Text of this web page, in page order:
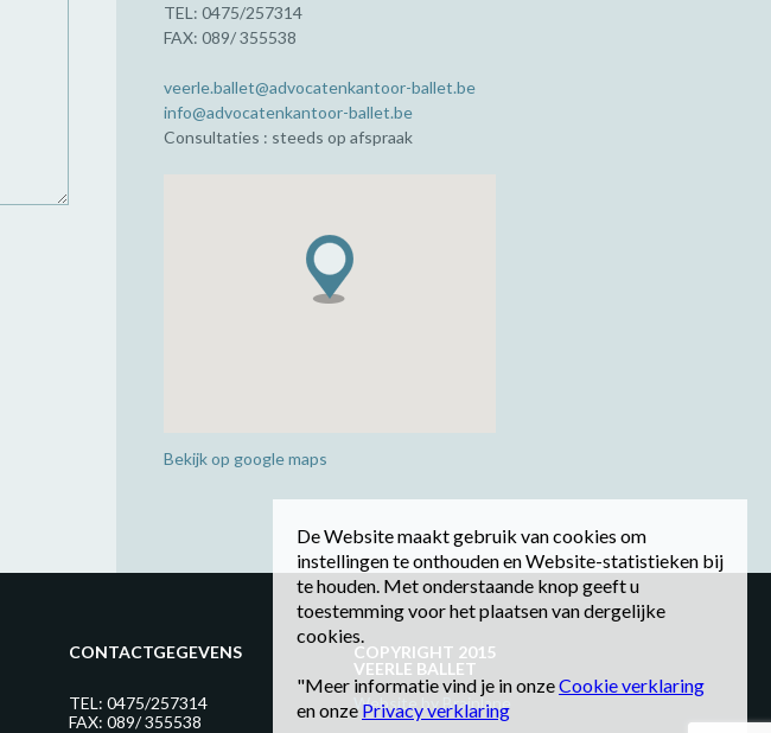
TEL: 0475/257314
FAX: 089/ 355538
veerle.ballet@advocatenkantoor-ballet.be
info@advocatenkantoor-ballet.be
Consultaties : steeds op afspraak
Bekijk op google maps
CONTACTGEGEVENS
TEL: 0475/257314
FAX: 089/ 355538
COPYRIGHT 2015
VEERLE BALLET
Website by Brainlane
De Website maakt gebruik van cookies om
instellingen te onthouden en Website-statistieken bij
te houden. Met onderstaande knop geeft u
toestemming voor het plaatsen van dergelijke
cookies.
"Meer informatie vind je in onzeCookie verklaring
en onze Privacy verklaring